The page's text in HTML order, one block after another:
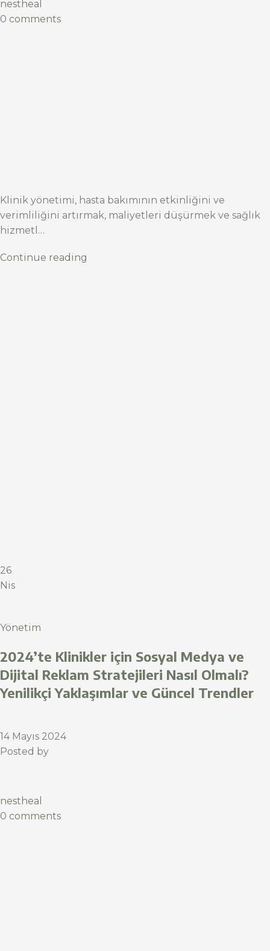
nestheal
0 comments
Klinik yönetimi, hasta bakımının etkinliğini ve
verimliliğini artırmak, maliyetleri düşürmek ve sağlık
hizmetl…
Continue reading
26
Nis
Yönetim
2024’te Klinikler için Sosyal Medya ve
Dijital Reklam Stratejileri Nasıl Olmalı?
Yenilikçi Yaklaşımlar ve Güncel Trendler
14 Mayıs 2024
Posted by
nestheal
0 comments